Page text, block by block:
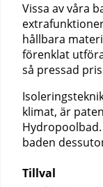
Vissa av våra
hållbara
förenklat
så pressad
klimat, är
baden
Tillval